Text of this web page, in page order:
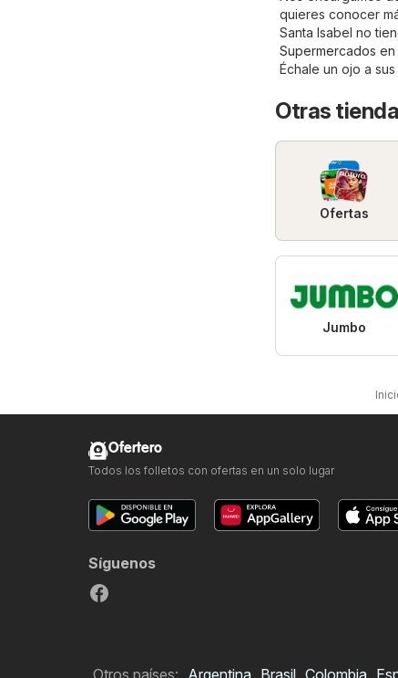
quieres conocer
Santa Isabel no
Supermercados en
Échale un ojo a
Otras
Ofertas
Jumbo
Ofertero
Todos los folletos con ofertas en un solo lugar
Síguenos
Otros países: Argentina Brasil Colombia